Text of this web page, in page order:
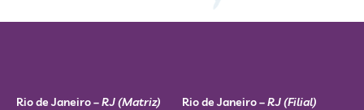
Rio de Janeiro –RJ (Matriz)
Rio de Janeiro –RJ (Filial)